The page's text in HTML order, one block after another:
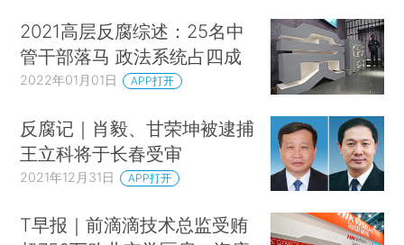
2021高层反腐综述：25名中
管干部落马 政法系统占四成
2022年01月01日 APP打开
反腐记｜肖毅、甘荣坤被逮捕
王立科将于长春受审
2021年12月31日 APP打开
T早报｜前滴滴技术总监受贿